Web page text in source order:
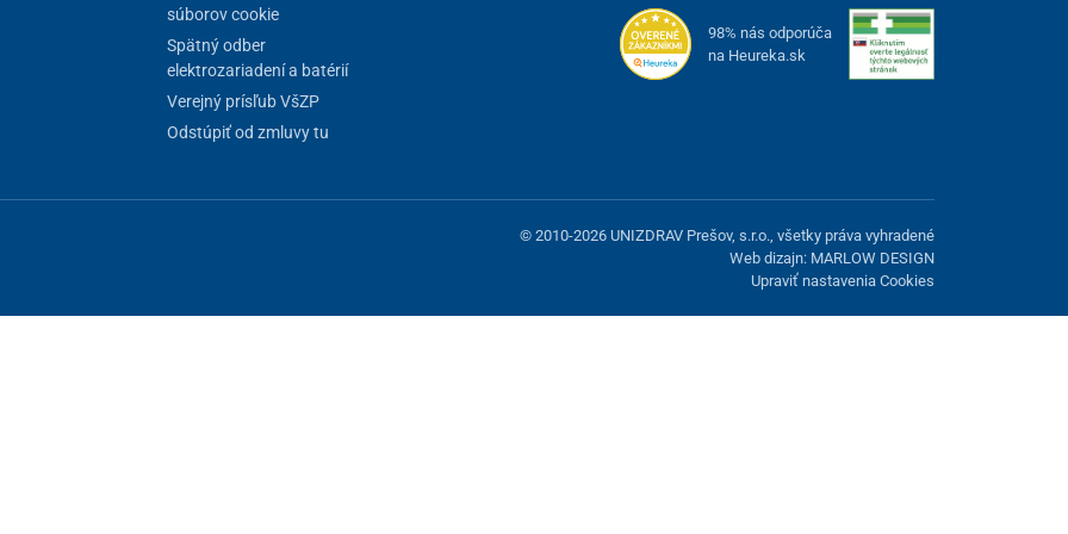
súborov cookie
Spätný odber
elektrozariadení a batérií
Verejný prísľub VšZP
Odstúpiť od zmluvy tu
98% nás odporúča
na Heureka.sk
© 2010-2026 UNIZDRAV Prešov, s.r.o., všetky práva vyhradené
Web dizajn: MARLOW DESIGN
Upraviť nastavenia Cookies